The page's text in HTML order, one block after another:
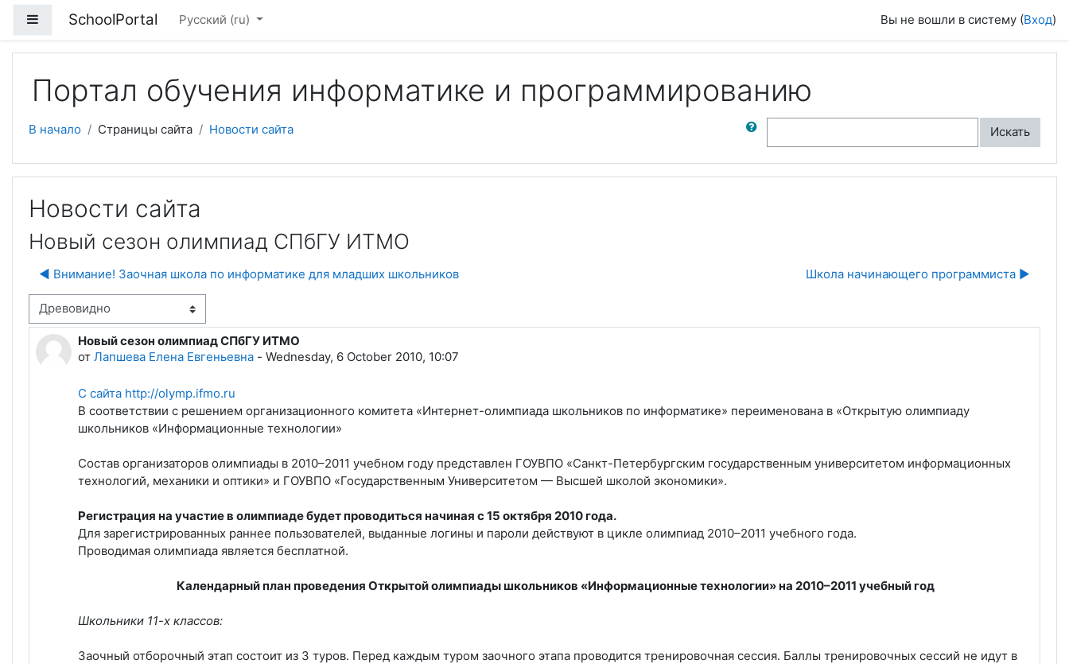
Боковая панель
SchoolPortal Русский ‎(ru)‎ Вы не вошли в систему (Вход)
Портал обучения информатике и программированию
В начало Страницы сайта Новости сайта
Поиск по форумам
Искать
Новости сайта
Новый сезон олимпиад СПбГУ ИТМО
◀︎ Внимание! Заочная школа по информатике для младших школьников Школа начинающего программиста ▶︎
отображения
Новый сезон олимпиад СПбГУ ИТМО
от Лапшева Елена Евгеньевна - Wednesday, 6 October 2010, 10:07
Количество ответов: 0
С сайта http://olymp.ifmo.ru
В соответствии с решением организационного комитета «Интернет-олимпиада школьников по информатике» переименована в «Открытую олимпиаду
школьников «Информационные технологии»
Состав организаторов олимпиады в 2010–2011 учебном году представлен ГОУВПО «Санкт-Петербургским государственным университетом информационных
технологий, механики и оптики» и ГОУВПО «Государственным Университетом — Высшей школой экономики».
Регистрация на участие в олимпиаде будет проводиться начиная с 15 октября 2010 года.
Для зарегистрированных раннее пользователей, выданные логины и пароли действуют в цикле олимпиад 2010–2011 учебного года.
Проводимая олимпиада является бесплатной.
Календарный план проведения Открытой олимпиады школьников «Информационные технологии» на 2010–2011 учебный год
Школьники 11-х классов:
Заочный отборочный этап состоит из 3 туров. Перед каждым туром заочного этапа проводится тренировочная сессия. Баллы тренировочных сессий не идут в